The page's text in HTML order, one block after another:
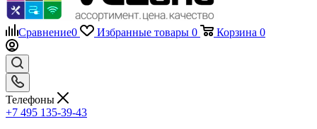
Сравнение0 Избранные товары 0 Корзина 0
Телефоны
+7 495 135-39-43